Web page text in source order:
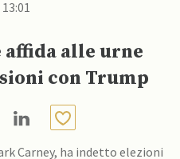
affida alle urne
con Trump
Carney, ha indetto elezioni